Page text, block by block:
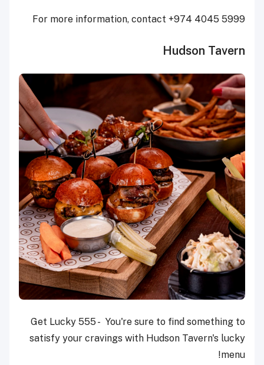
For more information, contact +974 4045 5999
Hudson Tavern
Get Lucky 555 - You're sure to find something to
satisfy your cravings with Hudson Tavern's lucky
menu!